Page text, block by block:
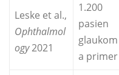
Leske et al.,
Ophthalmol
ogy2021
1.200
pasien
glaukom
a primer